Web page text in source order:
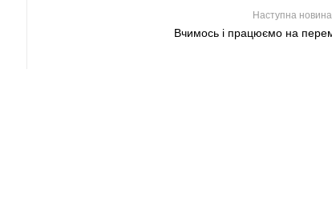
Наступна новина
Вчимось і працюємо на